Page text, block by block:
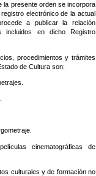
la presente orden se incorpora
electrónico de la actual
a publicar la relación
incluidos en dicho Registro
procedimientos y trámites
de Cultura son:
cinematográficas de
culturales y de formación no